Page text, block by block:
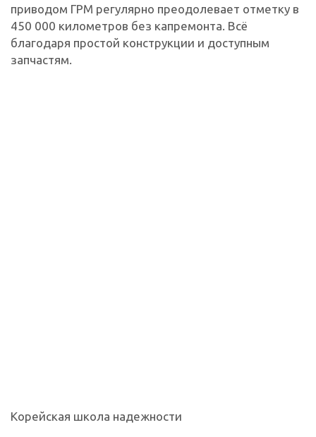
приводом ГРМ регулярно преодолевает отметку в
450 000 километров без капремонта. Всё
благодаря простой конструкции и доступным
запчастям.
Корейская школа надежности